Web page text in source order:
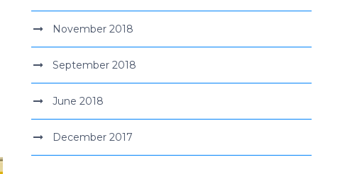
November 2018
September 2018
June 2018
December 2017